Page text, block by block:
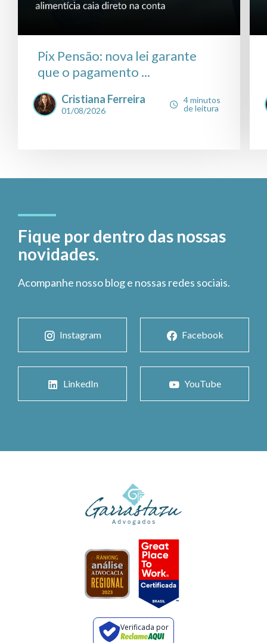
Pix Pensão: nova lei garante
que o pagamento ...
Cristiana Ferreira
01/08/2026
4 minutos
de leitura
Fique por dentro das nossas
novidades.
Acompanhe nosso blog e nossas redes sociais.
Instagram Facebook
LinkedIn YouTube
Verificada por